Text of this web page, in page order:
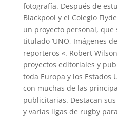
fotografía. Después de
Blackpool y el Colegio
un proyecto personal,
titulado ‘UNO, Imágenes
reporteros «. Robert
proyectos editoriales y
toda Europa y los Estados
con muchas de las
publicitarias. Destacan
y varias ligas de rugby